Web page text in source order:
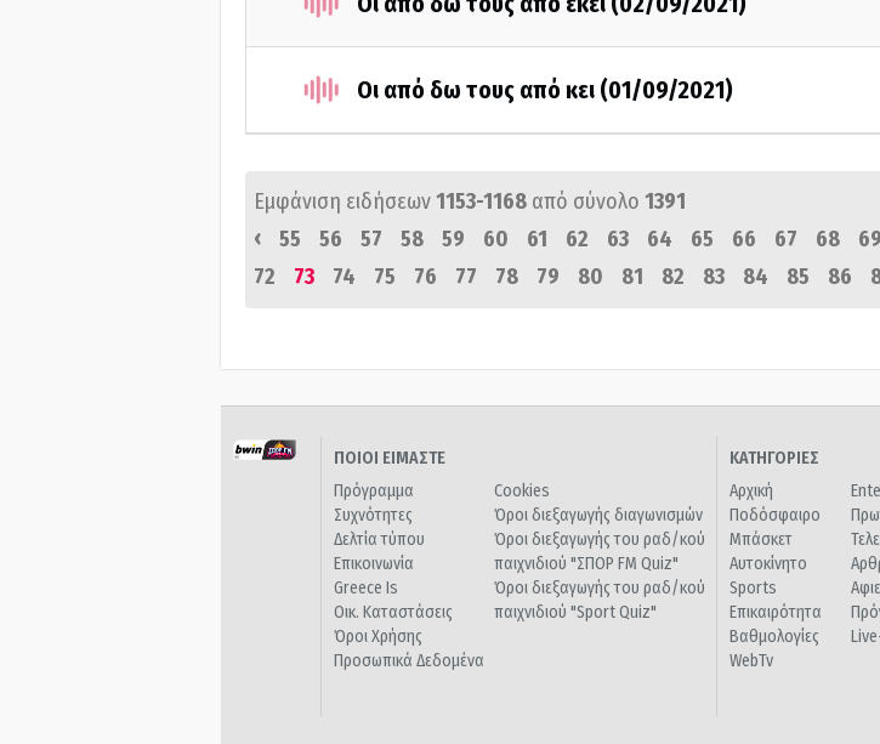
Οι από δω τους από κει (01/09/2021)
Εμφάνιση ειδήσεων1153-1168 από σύνολο 1391
‹
55 56 57 58 59 60 61 62 63 64 65 66 67 68 69
72
73 74 75 76 77 78 79 80 81 82 83 84 85 86
ΠΟΙΟΙ ΕΙΜΑΣΤΕ
Πρόγραμμα
Συχνότητες
Δελτία τύπου
Επικοινωνία
Greece Is
Οικ. Καταστάσεις
Όροι Χρήσης
Προσωπικά Δεδομένα
Cookies
Όροι διεξαγωγής διαγωνισμών
Όροι διεξαγωγής του ραδ/κού
παιχνιδιού "ΣΠΟΡ FM Quiz"
Όροι διεξαγωγής του ραδ/κού
παιχνιδιού "Sport Quiz"
ΚΑΤΗΓΟΡΙΕΣ
Αρχική
Ποδόσφαιρο
Μπάσκετ
Αυτοκίνητο
Sports
Επικαιρότητα
Βαθμολογίες
WebTv